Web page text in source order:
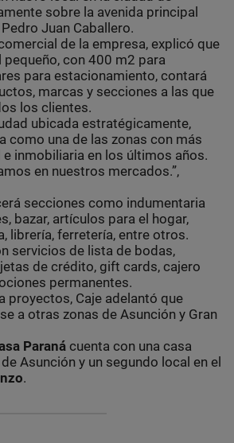
sobre la avenida principal
Juan Caballero.
de la empresa, explicó que
pequeño, con 400 m2 para
para estacionamiento, contará
marcas y secciones a las que
los clientes.
ubicada estratégicamente,
como una de las zonas con más
inmobiliaria en los últimos años.
en nuestros mercados.”,
secciones como indumentaria
bazar, artículos para el hogar,
librería, ferretería, entre otros.
servicios de lista de bodas,
de crédito, gift cards, cajero
permanentes.
proyectos, Caje adelantó que
a otras zonas de Asunción y Gran
Paranácuenta con una casa
Asunción y un segundo local en el
.